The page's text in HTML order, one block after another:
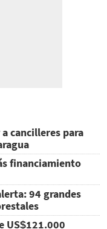
a cancilleres para
financiamiento
94 grandes
US$121.000